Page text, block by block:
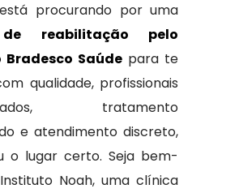
procurando por uma
reabilitação pelo
Bradesco Saúde para te
qualidade, profissionais
tratamento
e atendimento discreto,
o lugar certo. Seja bem-
Noah, uma clínica